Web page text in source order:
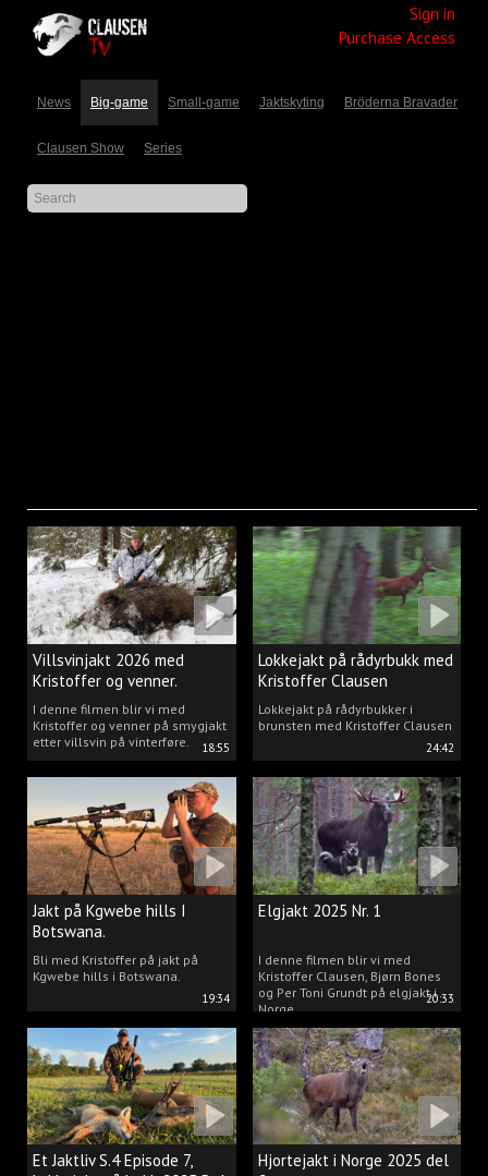
Sign in
Purchase Access
News Big-game Small-game Jaktskyting Bröderna Bravader
Clausen Show Series
18:55
Villsvinjakt 2026 med
Kristoffer og venner.
I denne filmen blir vi med
Kristoffer og venner på smygjakt
etter villsvin på vinterføre.
24:42
Lokkejakt på rådyrbukk med
Kristoffer Clausen
Lokkejakt på rådyrbukker i
brunsten med Kristoffer Clausen
19:34
Jakt på Kgwebe hills I
Botswana.
Bli med Kristoffer på jakt på
Kgwebe hills i Botswana.
20:33
Elgjakt 2025 Nr. 1
I denne filmen blir vi med
Kristoffer Clausen, Bjørn Bones
og Per Toni Grundt på elgjakt i
Norge.
Et Jaktliv S.4 Episode 7,
Hjortejakt i Norge 2025 del